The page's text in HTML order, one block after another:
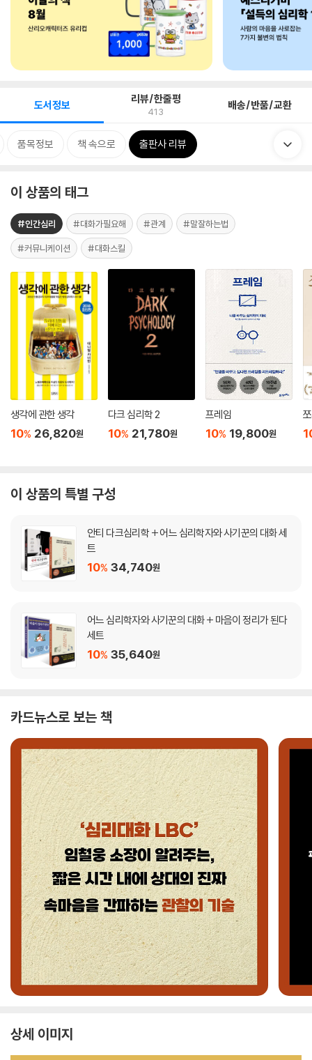
도서정보 리뷰/한줄평
413 배송/반품/교환
품목정보 책 속으로 출판사 리뷰
이 상품의 태그
#인간심리 #대화가필요해 #관계 #말잘하는법
#커뮤니케이션 #대화스킬
생각에 관한 생각
10% 26,820원
다크 심리학 2
10% 21,780원
프레임
10% 19,800원
이 상품의 특별 구성
안티 다크심리학 + 어느 심리학자와 사기꾼의 대화 세
트
10% 34,740원
어느 심리학자와 사기꾼의 대화 + 마음이 정리가 된다
세트
10% 35,640원
카드뉴스로 보는 책
상세 이미지